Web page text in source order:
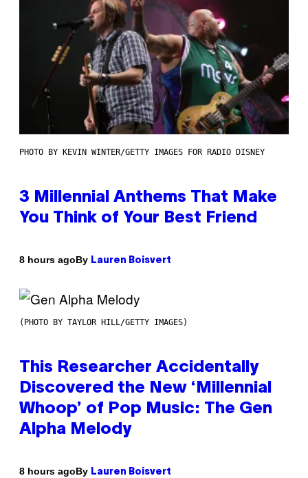
PHOTO BY KEVIN WINTER/GETTY IMAGES FOR RADIO DISNEY
3 Millennial Anthems That Make
You Think of Your Best Friend
8 hours agoBy Lauren Boisvert
(PHOTO BY TAYLOR HILL/GETTY IMAGES)
This Researcher Accidentally
Discovered the New ‘Millennial
Whoop’ of Pop Music: The Gen
Alpha Melody
8 hours agoBy Lauren Boisvert